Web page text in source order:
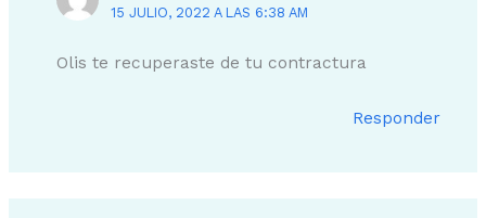
15 JULIO, 2022 A LAS 6:38 AM
Olis te recuperaste de tu contractura
Responder